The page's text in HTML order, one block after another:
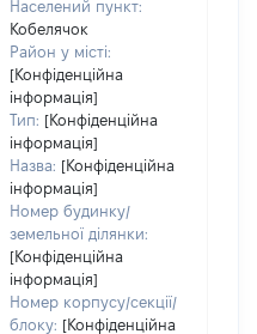
Населений пункт:
Кобелячок
Район у місті:
[Конфіденційна
інформація]
Тип: [Конфіденційна
інформація]
Назва: [Конфіденційна
інформація]
Номер будинку/
земельної ділянки:
[Конфіденційна
інформація]
Номер корпусу/секції/
блоку: [Конфіденційна